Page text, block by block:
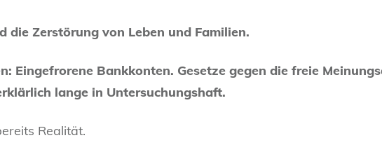
die Zerstörung von Leben und Familien.
Eingefrorene Bankkonten. Gesetze gegen die freie
lange in Untersuchungshaft.
Realität.